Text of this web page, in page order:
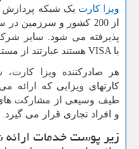
ویزا کارت یک شبکه پردازش
از 200 کشور و
پذیرفته می شود. سایر
با VISA هستند عبارتند از
هر صادرکننده ویزا
کارتهای ویزایی که ارائه
طیف وسیعی از مشارکت
و افراد تجاری قرار می گیرد.
زیر پوست خدمات